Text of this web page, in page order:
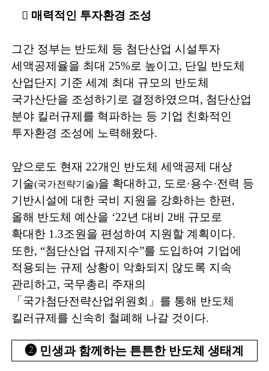
󰊲 매력적인 투자환경 조성
그간 정부는 반도체 등 첨단산업 시설투자
세액공제율을 최대 25%로 높이고, 단일 반도체
산업단지 기준 세계 최대 규모의 반도체
국가산단을 조성하기로 결정하였으며, 첨단산업
분야 킬러규제를 혁파하는 등 기업 친화적인
투자환경 조성에 노력해왔다.
앞으로도 현재 22개인 반도체 세액공제 대상
기술(국가전략기술)을 확대하고, 도로 ·용수·전력 등
기반시설에 대한 국비 지원을 강화하는 한편,
올해 반도체 예산을 ‘22년 대비 2배 규모로
확대한 1.3조원을 편성하여 지원할 계획이다.
또한, “첨단산업 규제지수”를 도입하여 기업에
적용되는 규제 상황이 악화되지 않도록 지속
관리하고, 국무총리 주재의
「국가첨단전략산업위원회 」 를 통해 반도체
킬러규제를 신속히 철폐해 나갈 것이다.
➋ 민생과 함께하는 튼튼한 반도체 생태계